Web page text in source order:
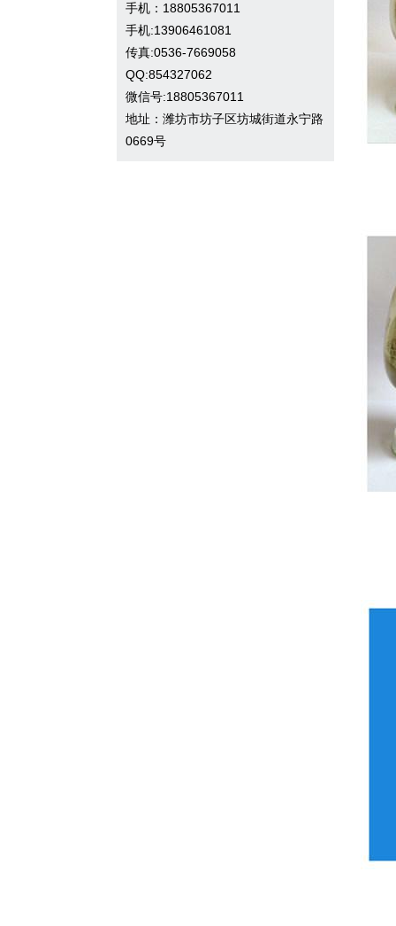
手机：18805367011
手机:13906461081
传真:0536-7669058
QQ:854327062
微信号:18805367011
地址：潍坊市坊子区坊城街道永宁路
0669号